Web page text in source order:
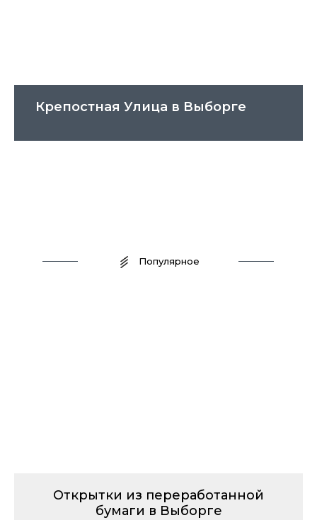
Крепостная Улица в Выборге
Популярное
Открытки из переработанной
бумаги в Выборге